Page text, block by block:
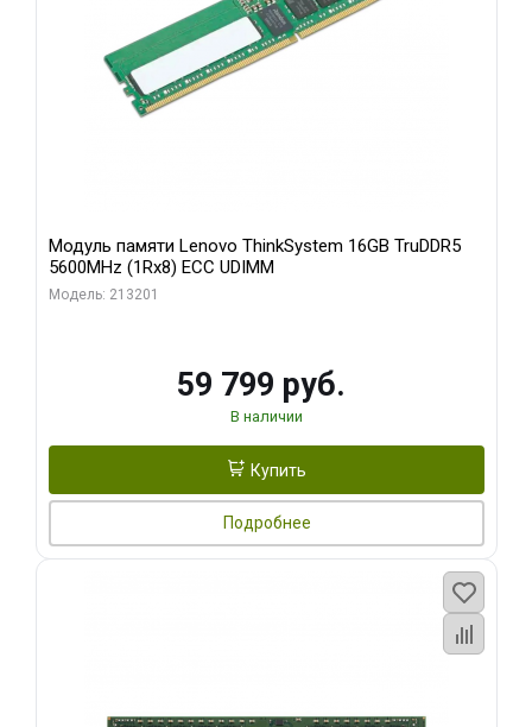
Модуль памяти Lenovo ThinkSystem 16GB TruDDR5
5600MHz (1Rx8) ECC UDIMM
Модель: 213201
59 799 руб.
В наличии
Купить
Подробнее